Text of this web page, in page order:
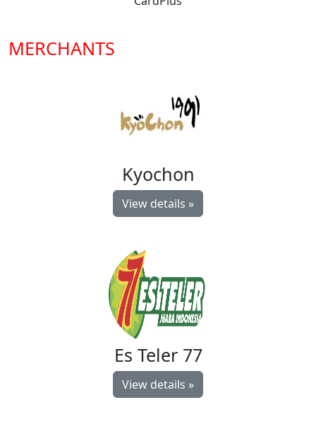
MERCHANTS
Kyochon
View details »
Es Teler 77
View details »